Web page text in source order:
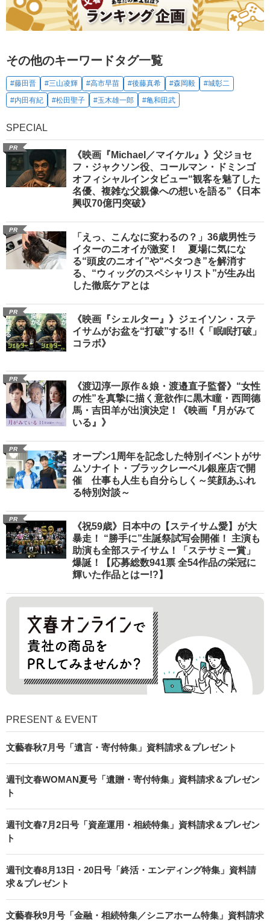
その他のキーワードタグ一覧
#藤田晋 #三山凌輝 #高市早苗 #後藤真希 #森岡毅
#城彰二
#内田有紀
#松田聖子 #玉木雄一郎 #亀和田武
SPECIAL
PR
《映画『Michael／マイケル』》父ジョセ
フ・ジャクソン役、コールマン・ドミンゴ
オフィシャルインタビュー“観客を魅了した
名優、複雑な父親像への想いを語る”《日本
興収70億円突破》
PR
「えっ、こんなに変わるの？」36歳男性ラ
イターのニオイが激変！ 夏場に気にな
る“頭皮のニオイ”や“ベタつき”を解消す
る、“ウィッグのスペシャリスト”が生み出
した徹底ケアとは
PR
《映画『シェルター』》ジェイソン・ステ
イサムがお盆を“打破”する!!《「眠眠打破」
コラボ》
PR
《渡辺淳一原作＆娘・渡邉直子監督》“女性
の性”を真摯に描く意欲作に黒木瞳・西岡德
馬・吉田羊が出演決定！《映画『月がみて
いる』》
PR
オープン1周年を記念した特別イベントがサ
ムソナイト・ブラックレーベル銀座店で開
催 仕事も人生も自分らしく～笑顔あふれ
る特別対談～
PR
《祝59歳》日本中の【ステイサム愛】が大
暴走！ “勝手に”生誕祭試写会開催！ 主演も
助演も全部ステイサム！「ステサミー賞」
爆誕！【応募総数941票 全54作品の栄冠に
輝いた作品とはー!?】
PRESENT & EVENT
文藝春秋7月号「遺言・寄付特集」資料請求＆プレゼント
週刊文春WOMAN夏号「遺贈・寄付特集」資料請求＆プレゼン
ト
週刊文春7月2日号「資産運用・相続特集」資料請求＆プレゼン
ト
週刊文春8月13日・20日号「終活・エンディング特集」資料請
求＆プレゼント
文藝春秋9月号「金融・相続特集／シニアホーム特集」資料請求